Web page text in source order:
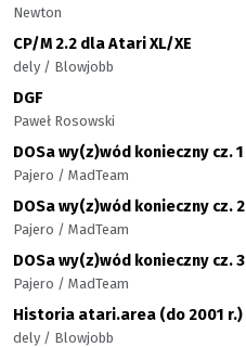
Newton
CP/M 2.2 dla Atari XL/XE
dely / Blowjobb
DGF
Paweł Rosowski
DOSa wy(z)wód konieczny cz. 1
Pajero / MadTeam
DOSa wy(z)wód konieczny cz. 2
Pajero / MadTeam
DOSa wy(z)wód konieczny cz. 3
Pajero / MadTeam
Historia atari.area (do 2001 r.)
dely / Blowjobb